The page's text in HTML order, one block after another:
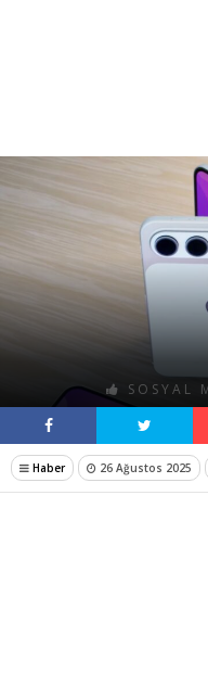
SOSYAL
Haber 26 Ağustos 2025